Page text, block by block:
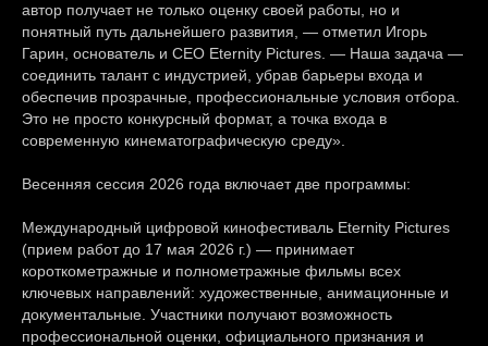
автор получает не только оценку своей работы, но и
понятный путь дальнейшего развития, — отметил Игорь
Гарин, основатель и CEO Eternity Pictures. — Наша задача —
соединить талант с индустрией, убрав барьеры входа и
обеспечив прозрачные, профессиональные условия отбора.
Это не просто конкурсный формат, а точка входа в
современную кинематографическую среду».
Весенняя сессия 2026 года включает две программы:
Международный цифровой кинофестиваль Eternity Pictures
(прием работ до 17 мая 2026 г.) — принимает
короткометражные и полнометражные фильмы всех
ключевых направлений: художественные, анимационные и
документальные. Участники получают возможность
профессиональной оценки, официального признания и